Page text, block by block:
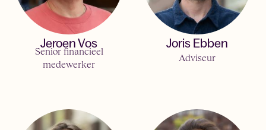
Jeroen Vos
Senior financieel
medewerker
Joris Ebben
Adviseur